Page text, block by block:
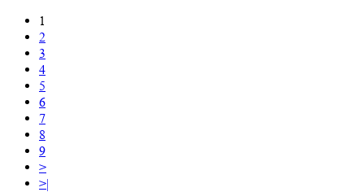
1
2
3
4
5
6
7
8
9
>
>|